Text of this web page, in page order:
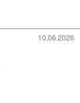
10.06.2026